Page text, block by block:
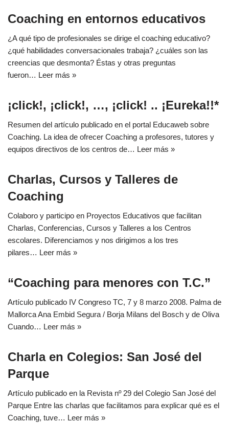
Coaching en entornos educativos
¿A qué tipo de profesionales se dirige el coaching educativo?
¿qué habilidades conversacionales trabaja? ¿cuáles son las
creencias que desmonta? Éstas y otras preguntas
fueron… Leer más »
¡click!, ¡click!, …, ¡click! .. ¡Eureka!!*
Resumen del artículo publicado en el portal Educaweb sobre
Coaching. La idea de ofrecer Coaching a profesores, tutores y
equipos directivos de los centros de… Leer más »
Charlas, Cursos y Talleres de
Coaching
Colaboro y participo en Proyectos Educativos que facilitan
Charlas, Conferencias, Cursos y Talleres a los Centros
escolares. Diferenciamos y nos dirigimos a los tres
pilares… Leer más »
“Coaching para menores con T.C.”
Artículo publicado IV Congreso TC, 7 y 8 marzo 2008. Palma de
Mallorca Ana Embid Segura / Borja Milans del Bosch y de Oliva
Cuando… Leer más »
Charla en Colegios: San José del
Parque
Artículo publicado en la Revista nº 29 del Colegio San José del
Parque Entre las charlas que facilitamos para explicar qué es el
Coaching, tuve… Leer más »